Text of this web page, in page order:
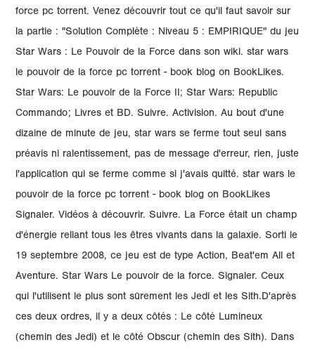
force pc torrent. Venez découvrir tout ce qu'il faut savoir sur
la partie : "Solution Complète : Niveau 5 : EMPIRIQUE" du jeu
Star Wars : Le Pouvoir de la Force dans son wiki. star wars
le pouvoir de la force pc torrent - book blog on BookLikes.
Star Wars: Le pouvoir de la Force II; Star Wars: Republic
Commando; Livres et BD. Suivre. Activision. Au bout d'une
dizaine de minute de jeu, star wars se ferme tout seul sans
préavis ni ralentissement, pas de message d'erreur, rien, juste
l'application qui se ferme comme si j'avais quitté. star wars le
pouvoir de la force pc torrent - book blog on BookLikes
Signaler. Vidéos à découvrir. Suivre. La Force était un champ
d'énergie reliant tous les êtres vivants dans la galaxie. Sorti le
19 septembre 2008, ce jeu est de type Action, Beat'em All et
Aventure. Star Wars Le pouvoir de la force. Signaler. Ceux
qui l'utilisent le plus sont sûrement les Jedi et les Sith.D'après
ces deux ordres, il y a deux côtés : Le côté Lumineux
(chemin des Jedi) et le côté Obscur (chemin des Sith). Dans